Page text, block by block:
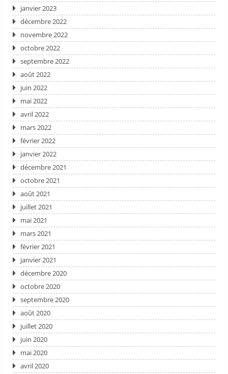
janvier 2023
décembre 2022
novembre 2022
octobre 2022
septembre 2022
août 2022
juin 2022
mai 2022
avril 2022
mars 2022
février 2022
janvier 2022
décembre 2021
octobre 2021
août 2021
juillet 2021
mai 2021
mars 2021
février 2021
janvier 2021
décembre 2020
octobre 2020
septembre 2020
août 2020
juillet 2020
juin 2020
mai 2020
avril 2020